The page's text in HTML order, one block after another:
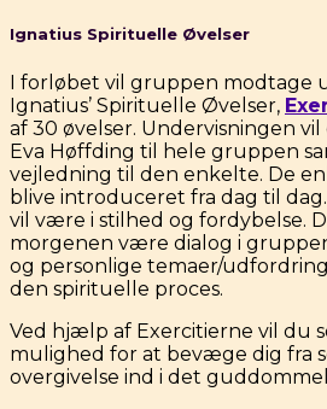
Ignatius Spirituelle Øvelser
I forløbet vil gruppen modtage
Ignatius’ Spirituelle Øvelser,
af 30 øvelser. Undervisningen
Eva Høffding til hele gruppen
vejledning til den enkelte. De
blive introduceret fra dag til
vil være i stilhed og fordybelse.
morgenen være dialog i
og personlige temaer/
den spirituelle proces.
Ved hjælp af Exercitierne vil du
mulighed for at bevæge dig fra
overgivelse ind i det